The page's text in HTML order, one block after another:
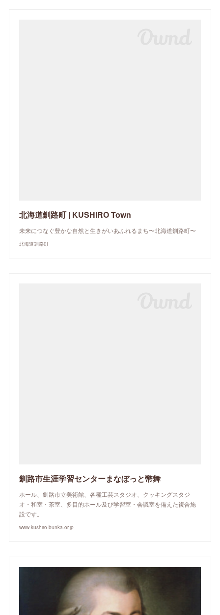
北海道釧路町 | KUSHIRO Town
未来につなぐ豊かな自然と生きがいあふれるまち〜北海道釧路町〜
北海道釧路町
釧路市生涯学習センターまなぼっと幣舞
ホール、釧路市立美術館、各種工芸スタジオ、クッキングスタジ
オ・和室・茶室、多目的ホール及び学習室・会議室を備えた複合施
設です。
www.kushiro-bunka.or.jp